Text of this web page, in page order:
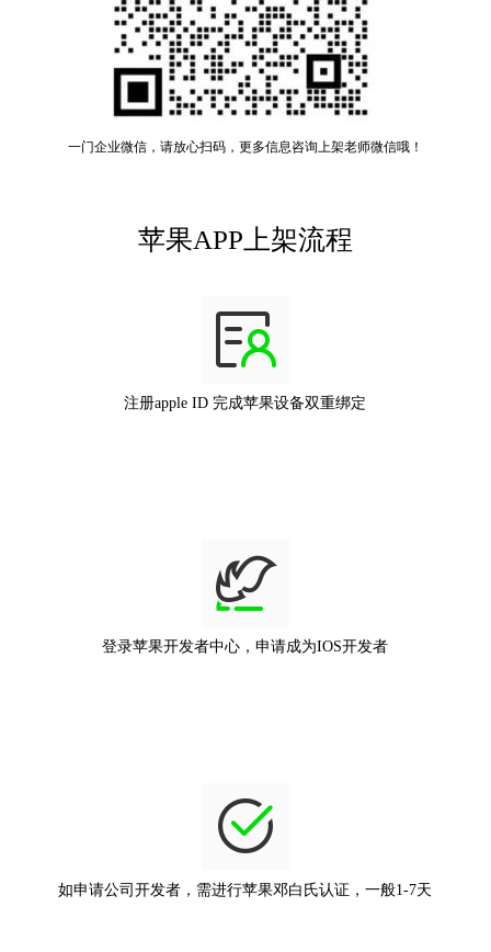
一门企业微信，请放心扫码，更多信息咨询上架老师微信哦！
苹果APP上架流程
注册apple ID 完成苹果设备双重绑定
登录苹果开发者中心，申请成为IOS开发者
如申请公司开发者，需进行苹果邓白氏认证，一般1-7天